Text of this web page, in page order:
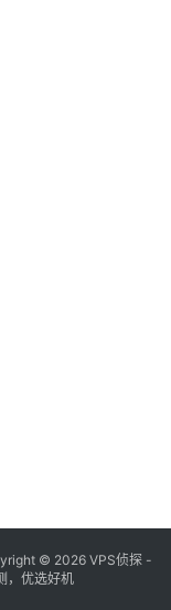
© 2026 VPS侦探 -
，优选好机